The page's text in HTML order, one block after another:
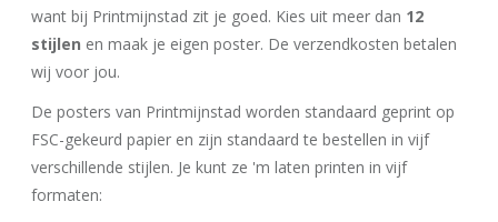
want bij Printmijnstad zit je goed. Kies uit meer dan 12
stijlen en maak je eigen poster. De verzendkosten betalen
wij voor jou.
De posters van Printmijnstad worden standaard geprint op
FSC-gekeurd papier en zijn standaard te bestellen in vijf
verschillende stijlen. Je kunt ze 'm laten printen in vijf
formaten: